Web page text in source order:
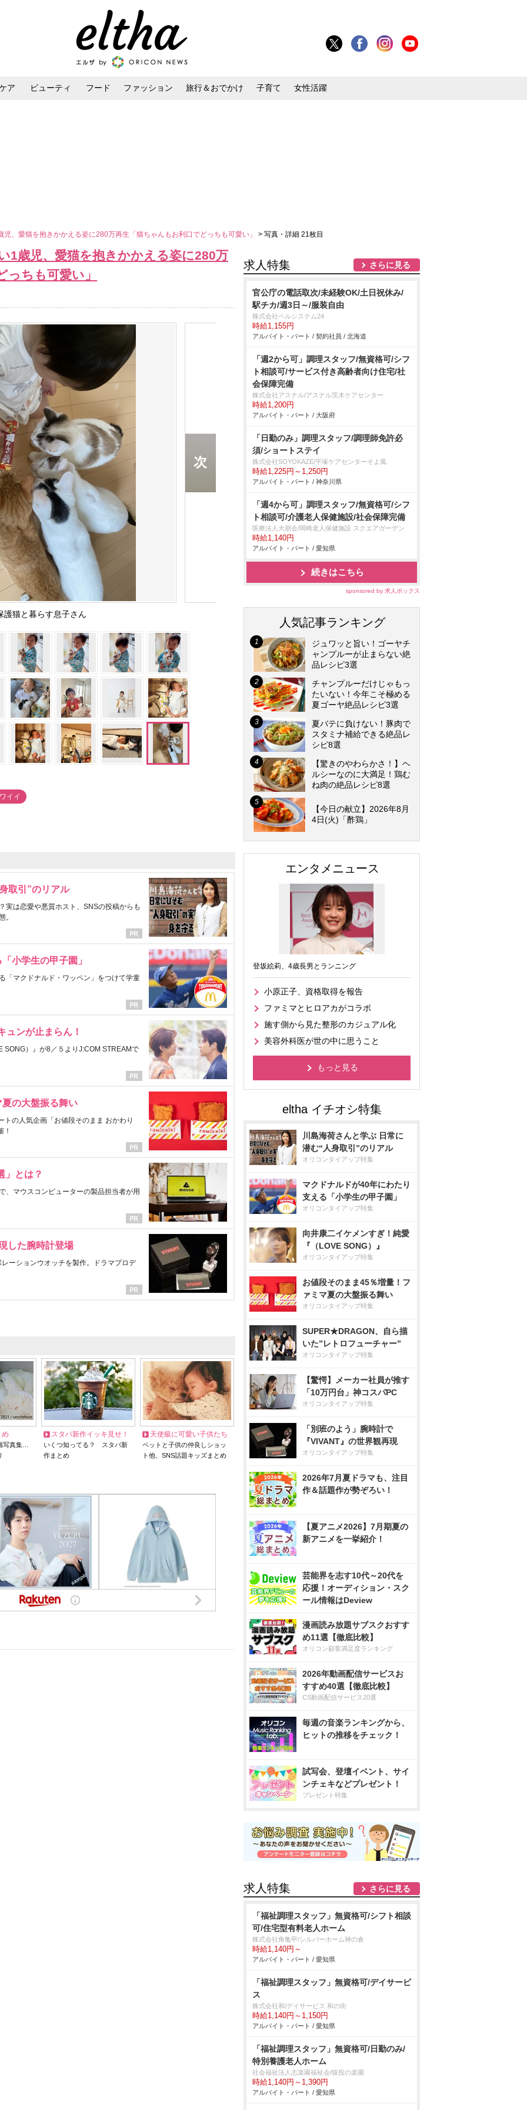
ア ビューティ フード ファッション 旅行＆おでかけ 子育て 女性活躍
、愛猫を抱きかかえる姿に280万再生「猫ちゃんもお利口でどっちも可愛い」 > 写真・詳細 21枚目
1歳児、愛猫を抱きかかえる姿に280万
ちも可愛い」
護猫と暮らす息子さん
イイ
取引”のリアル
実は恋愛や悪質ホスト、SNSの投稿からも
。
小学生の甲子園」
「マクドナルド・ワッペン」をつけて学童
ュンが止まらん！
SONG）』が8／５よりJ:COM STREAMで
の大盤振る舞い
の人気企画「お値段そのまま おかわり
！
」とは？
、マウスコンピューターの製品担当者が用
した腕時計登場
ーションウオッチを製作。ドラマプロデ
め
写真集…
スタバ新作イッキ見せ！
いくつ知ってる？ スタバ新
作まとめ
天使級に可愛い子供たち
ペットと子供の仲良しショッ
ト他、SNS話題キッズまとめ
求人特集 さらに見る
官公庁の電話取次/未経験OK/土日祝休み/
駅チカ/週3日～/服装自由
株式会社ベルシステム24
時給1,155円
アルバイト・パート / 契約社員 / 北海道
「週2から可」調理スタッフ/無資格可/シフ
ト相談可/サービス付き高齢者向け住宅/社
会保障完備
株式会社アスナル/アスナル茨木ケアセンター
時給1,200円
アルバイト・パート / 大阪府
「日勤のみ」調理スタッフ/調理師免許必
須/ショートステイ
株式会社SOYOKAZE/平塚ケアセンターそよ風
時給1,225円～1,250円
アルバイト・パート / 神奈川県
「週4から可」調理スタッフ/無資格可/シフ
ト相談可/介護老人保健施設/社会保障完備
医療法人大朋会/岡崎老人保健施設 スクエアガーデン
時給1,140円
アルバイト・パート / 愛知県
続きはこちら
sponsored by 求人ボックス
人気記事ランキング
ジュワッと旨い！ゴーヤチ
ャンプルーが止まらない絶
品レシピ3選
チャンプルーだけじゃもっ
たいない！今年こそ極める
夏ゴーヤ絶品レシピ3選
夏バテに負けない！豚肉で
スタミナ補給できる絶品レ
シピ8選
【驚きのやわらかさ！】ヘ
ルシーなのに大満足！鶏む
ね肉の絶品レシピ8選
【今日の献立】2026年8月
4日(火)「酢鶏」
エンタメニュース
登坂絵莉、4歳長男とランニング
小原正子、資格取得を報告
ファミマとヒロアカがコラボ
施す側から見た整形のカジュアル化
美容外科医が世の中に思うこと
もっと見る
川島海荷さんと学ぶ 日常に
潜む“人身取引”のリアル
オリコンタイアップ特集
マクドナルドが40年にわたり
支える「小学生の甲子園」
オリコンタイアップ特集
向井康二イケメンすぎ！純愛
『（LOVE SONG）』
オリコンタイアップ特集
お値段そのまま45％増量！フ
ァミマ夏の大盤振る舞い
オリコンタイアップ特集
SUPER★DRAGON、自ら描
いた”レトロフューチャー”
オリコンタイアップ特集
【驚愕】メーカー社員が推す
「10万円台」神コスパPC
オリコンタイアップ特集
「別班のよう」腕時計で
『VIVANT』の世界観再現
オリコンタイアップ特集
2026年7月夏ドラマも、注目
作＆話題作が勢ぞろい！
【夏アニメ2026】7月期夏の
新アニメを一挙紹介！
芸能界を志す10代～20代を
応援！オーディション・スク
ール情報はDeview
漫画読み放題サブスクおすす
め11選【徹底比較】
オリコン顧客満足度ランキング
2026年動画配信サービスお
すすめ40選【徹底比較】
CS動画配信サービス20選
毎週の音楽ランキングから、
ヒットの推移をチェック！
試写会、登壇イベント、サイ
ンチェキなどプレゼント！
プレゼント特集
求人特集 さらに見る
「福祉調理スタッフ」無資格可/シフト相談
可/住宅型有料老人ホーム
株式会社角亀甲/シルバーホーム神の倉
時給1,140円～
アルバイト・パート / 愛知県
「福祉調理スタッフ」無資格可/デイサービ
ス
株式会社和/デイサービス 和の街
時給1,140円～1,150円
アルバイト・パート / 愛知県
「福祉調理スタッフ」無資格可/日勤のみ/
特別養護老人ホーム
社会福祉法人志楽園福祉会/猿投の楽園
時給1,140円～1,390円
アルバイト・パート / 愛知県